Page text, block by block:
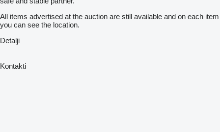
All items advertised at the auction are still available and on each item
you can see the location.
Detalji
Kontakti